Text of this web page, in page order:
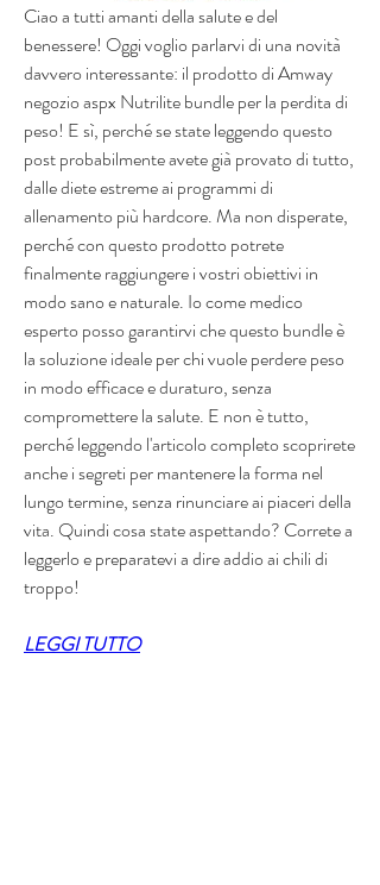
Ciao a tutti amanti della salute e del
benessere! Oggi voglio parlarvi di una novità
davvero interessante: il prodotto di Amway
negozio aspx Nutrilite bundle per la perdita di
peso! E sì, perché se state leggendo questo
post probabilmente avete già provato di tutto,
dalle diete estreme ai programmi di
allenamento più hardcore. Ma non disperate,
perché con questo prodotto potrete
finalmente raggiungere i vostri obiettivi in
modo sano e naturale. Io come medico
esperto posso garantirvi che questo bundle è
la soluzione ideale per chi vuole perdere peso
in modo efficace e duraturo, senza
compromettere la salute. E non è tutto,
perché leggendo l'articolo completo scoprirete
anche i segreti per mantenere la forma nel
lungo termine, senza rinunciare ai piaceri della
vita. Quindi cosa state aspettando? Correte a
leggerlo e preparatevi a dire addio ai chili di
troppo!
LEGGI TUTTO